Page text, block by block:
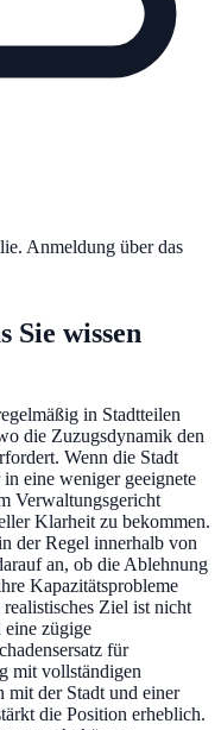
Anmeldung über das
Sie wissen
in Stadtteilen
die Zuzugsdynamik den
Wenn die Stadt
eine weniger geeignete
Verwaltungsgericht
Klarheit zu bekommen.
der Regel innerhalb von
an, ob die Ablehnung
Kapazitätsprobleme
Ziel ist nicht
zügige
für
mit vollständigen
mit der Stadt und einer
die Position erheblich.